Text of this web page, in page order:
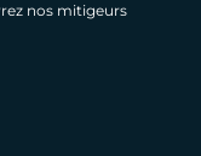
nos mitigeurs